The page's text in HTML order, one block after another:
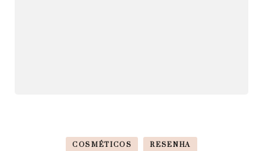
COSMÉTICOS RESENHA